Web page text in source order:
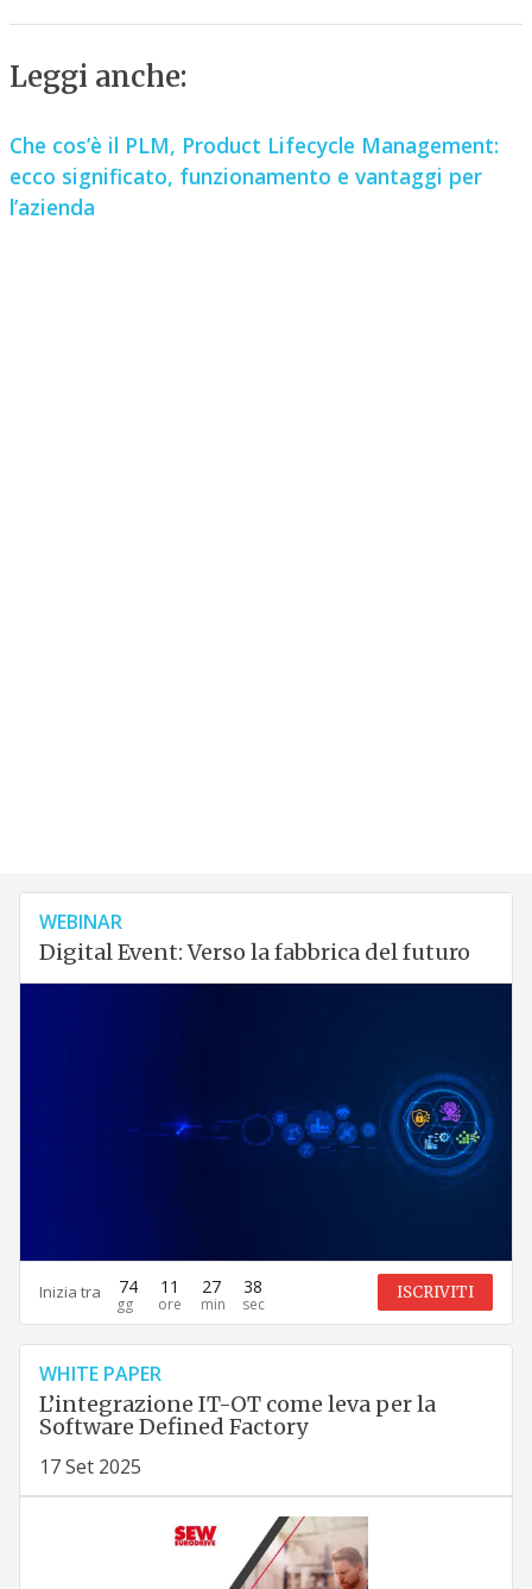
Leggi anche:
Che cos’è il PLM, Product Lifecycle Management:
ecco significato, funzionamento e vantaggi per
l’azienda
WEBINAR
Digital Event: Verso la fabbrica del futuro
Inizia tra 74 11 27 37 ISCRIVITI
WHITE PAPER
L’integrazione IT-OT come leva per la
Software Defined Factory
17 Set 2025